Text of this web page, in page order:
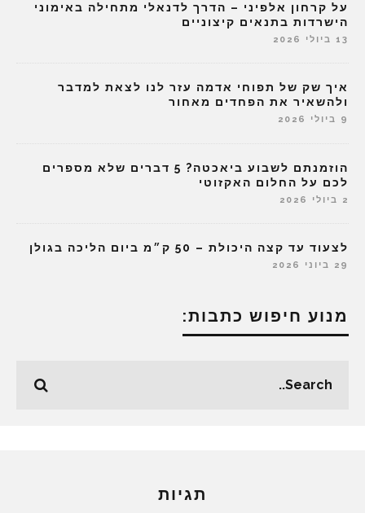
על קרחון אלפיני – הדרך לדנאלי מתחילה באימוני
הישרדות בתנאים קיצוניים
13 ביולי 2026
איך שק של תפוחי אדמה עזר לנו לצאת למדבר
ולהשאיר את הפחדים מאחור
9 ביולי 2026
הוזמנתם לשבוע ביאכטה? 5 דברים שלא מספרים
לכם על החלום האקזוטי
2 ביולי 2026
לצעוד עד קצה היכולת – 50 ק״מ ביום הליכה בגולן
29 ביוני 2026
מנוע חיפוש כתבות:
תגיות